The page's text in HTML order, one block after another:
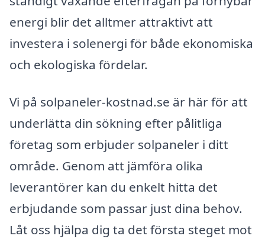
energi blir det alltmer attraktivt att
investera i solenergi för både ekonomiska
och ekologiska fördelar.
Vi på solpaneler-kostnad.se är här för att
underlätta din sökning efter pålitliga
företag som erbjuder solpaneler i ditt
område. Genom att jämföra olika
leverantörer kan du enkelt hitta det
erbjudande som passar just dina behov.
Låt oss hjälpa dig ta det första steget mot